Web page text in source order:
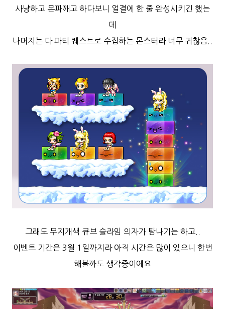
사냥하고 몬파깨고 하다보니 얼결에 한 줄 완성시키긴 했는
데
나머지는 다 파티 퀘스트로 수집하는 몬스터라 너무 귀찮음..
그래도 무지개색 큐브 슬라임 의자가 탐나기는 하고..
이벤트 기간은 3월 1일까지라 아직 시간은 많이 있으니 한번
해볼까도 생각중이에요